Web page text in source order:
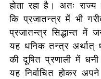
होता रहा है। अतः
कि प्रजातन्त्र में भी
प्रजातन्त्र सिद्धान्त में
यह धनिक तन्त्र अर्थात्
की दूषित प्रणाली में
यह निर्वाचित होकर